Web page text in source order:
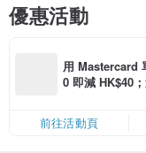
優惠活動
用 Mastercard
0 即減 HK$40
限，額滿即止
卡」結帳）
前往活動頁